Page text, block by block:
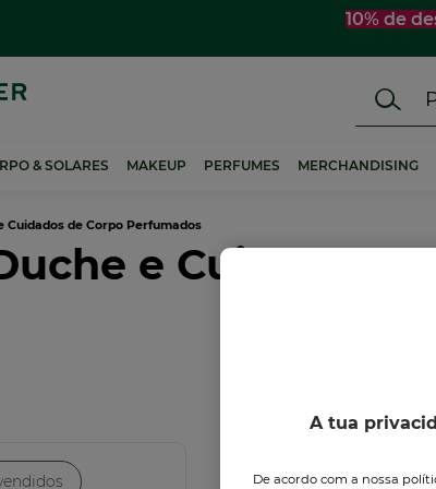
& SOLARES MAKEUP PERFUMES MERCHANDISING
Cuidados de Corpo Perfumados
e Cuidados
A tua
De acordo com a nossa